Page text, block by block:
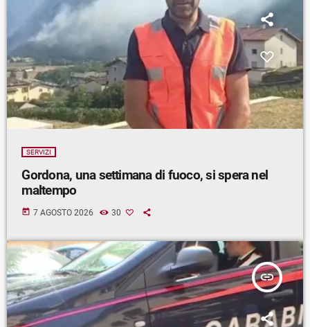
SERVIZI
Gordona, una settimana di fuoco, si spera nel
maltempo
today 7 AGOSTO 2026 30
insert_link